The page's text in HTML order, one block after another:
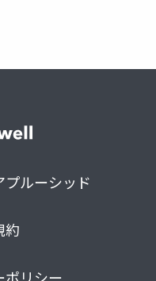
ルーシッド
約
ポリシー